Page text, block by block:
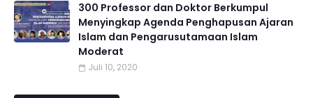
300 Professor dan Doktor Berkumpul
Menyingkap Agenda Penghapusan Ajaran
Islam dan Pengarusutamaan Islam
Moderat
Juli 10, 2020